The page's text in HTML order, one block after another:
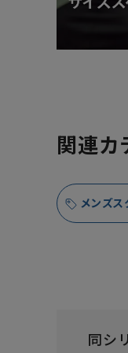
関連カ
メンズ
同シ